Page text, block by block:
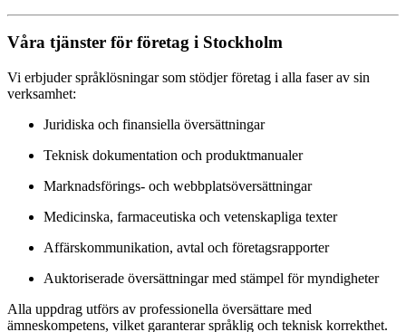
Våra tjänster för företag i Stockholm
Vi erbjuder språklösningar som stödjer företag i alla faser av sin
verksamhet:
Juridiska och finansiella översättningar
Teknisk dokumentation och produktmanualer
Marknadsförings- och webbplatsöversättningar
Medicinska, farmaceutiska och vetenskapliga texter
Affärskommunikation, avtal och företagsrapporter
Auktoriserade översättningar med stämpel för myndigheter
Alla uppdrag utförs av professionella översättare med
ämneskompetens, vilket garanterar språklig och teknisk korrekthet.